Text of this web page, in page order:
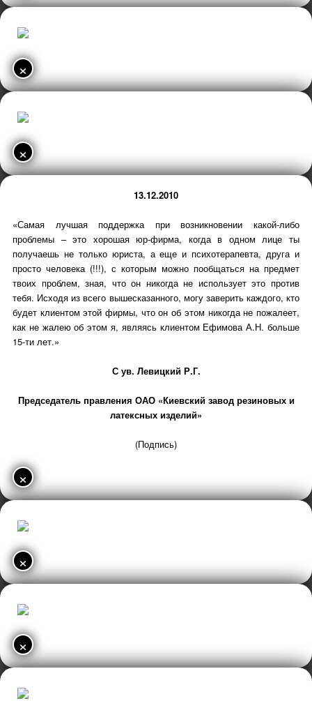
×
×
13.12.2010
«Самая лучшая поддержка при возникновении какой-либо
проблемы – это хорошая юр-фирма, когда в одном лице ты
получаешь не только юриста, а еще и психотерапевта, друга и
просто человека (!!!), с которым можно пообщаться на предмет
твоих проблем, зная, что он никогда не использует это против
тебя. Исходя из всего вышесказанного, могу заверить каждого, кто
будет клиентом этой фирмы, что он об этом никогда не пожалеет,
как не жалею об этом я, являясь клиентом Ефимова А.Н. больше
15-ти лет.»
С ув. Левицкий Р.Г.
Председатель правления ОАО «Киевский завод резиновых и
латексных изделий»
(Подпись)
×
×
×